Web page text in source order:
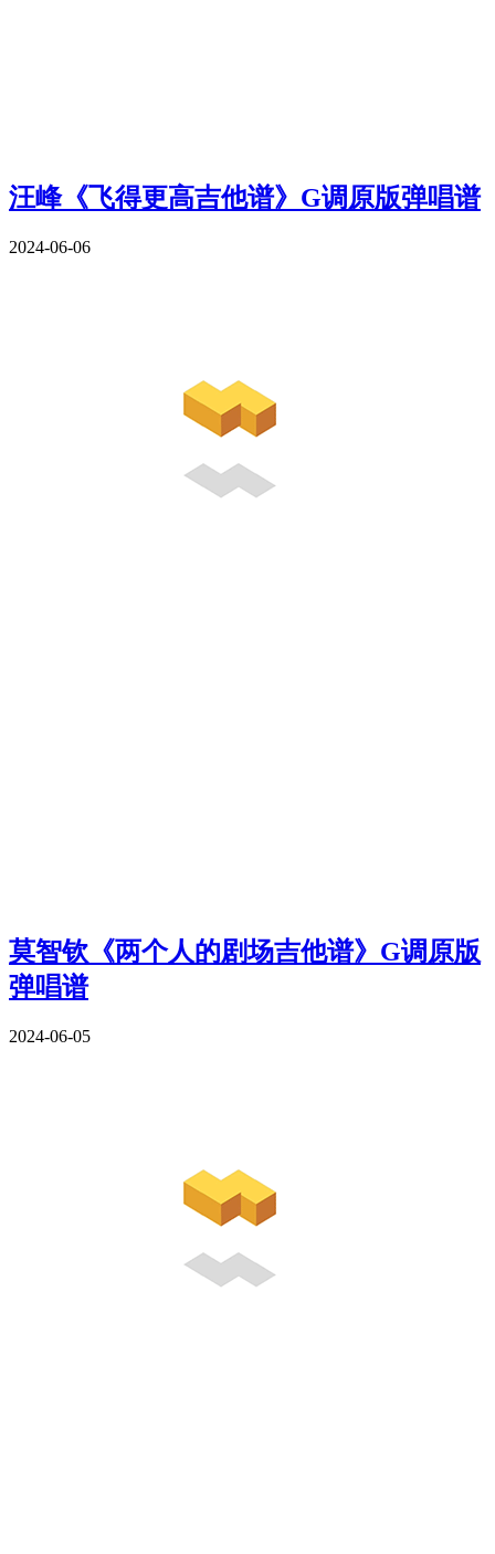
汪峰《飞得更高吉他谱》G调原版弹唱谱
2024-06-06
莫智钦《两个人的剧场吉他谱》G调原版
弹唱谱
2024-06-05